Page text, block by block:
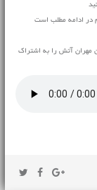
در ادامه مطلب است
مهران آتش را به اشتراک